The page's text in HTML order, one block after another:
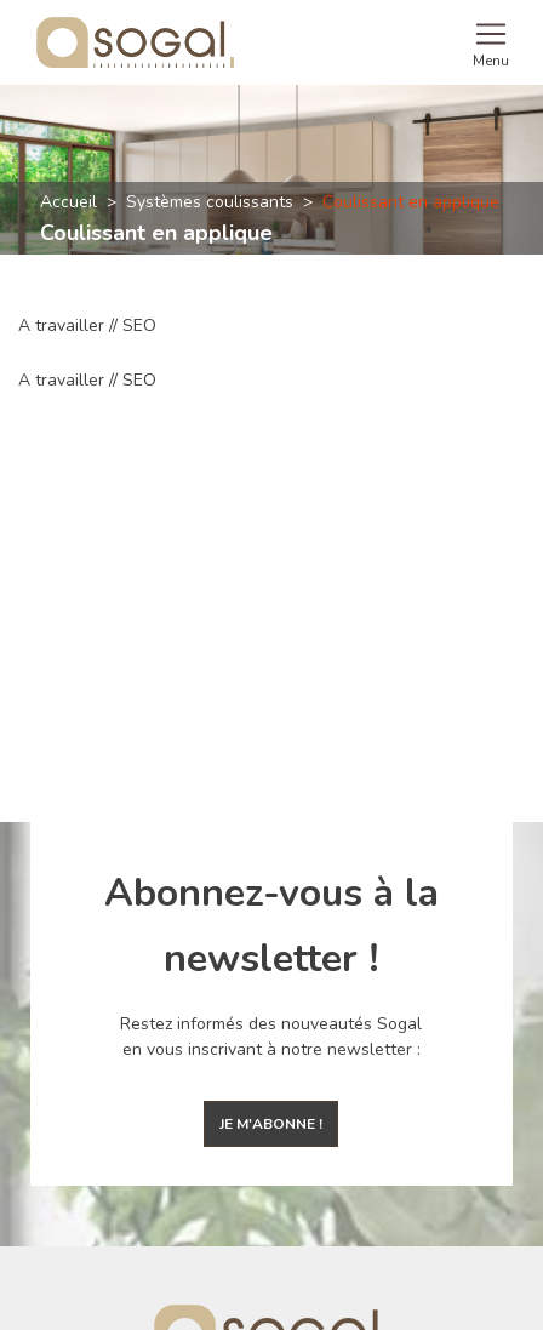
Menu
Accueil Systèmes coulissants Coulissant en applique
Coulissant en applique
A travailler // SEO
A travailler // SEO
Abonnez-vous à la
newsletter !
Restez informés des nouveautés Sogal
en vous inscrivant à notre newsletter :
JE M'ABONNE !